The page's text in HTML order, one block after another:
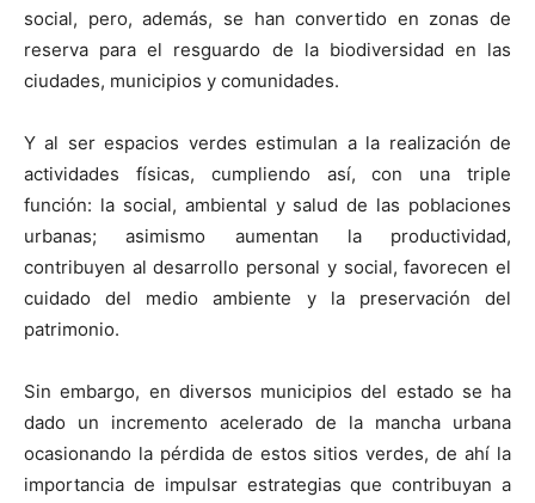
social, pero, además, se han convertido en zonas de
reserva para el resguardo de la biodiversidad en las
ciudades, municipios y comunidades.
Y al ser espacios verdes estimulan a la realización de
actividades físicas, cumpliendo así, con una triple
función: la social, ambiental y salud de las poblaciones
urbanas; asimismo aumentan la productividad,
contribuyen al desarrollo personal y social, favorecen el
cuidado del medio ambiente y la preservación del
patrimonio.
Sin embargo, en diversos municipios del estado se ha
dado un incremento acelerado de la mancha urbana
ocasionando la pérdida de estos sitios verdes, de ahí la
importancia de impulsar estrategias que contribuyan a